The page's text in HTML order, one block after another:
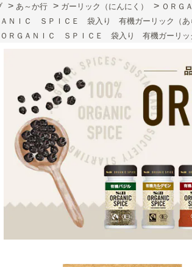
> あ～か行 > ガーリック（にんにく） > ＯＲＧ
ＡＮＩＣ ＳＰＩＣＥ 袋入り 有機ガーリック（
ＯＲＧＡＮＩＣ ＳＰＩＣＥ 袋入り 有機ガーリッ